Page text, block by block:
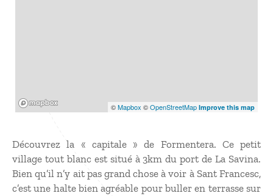
©Mapbox ©OpenStreetMap Improve this map
Découvrez la « capitale » de Formentera. Ce petit
village tout blanc est situé à 3km du port de La Savina.
Bien qu’il n’y ait pas grand chose à voir à Sant Francesc,
c’est une halte bien agréable pour buller en terrasse sur